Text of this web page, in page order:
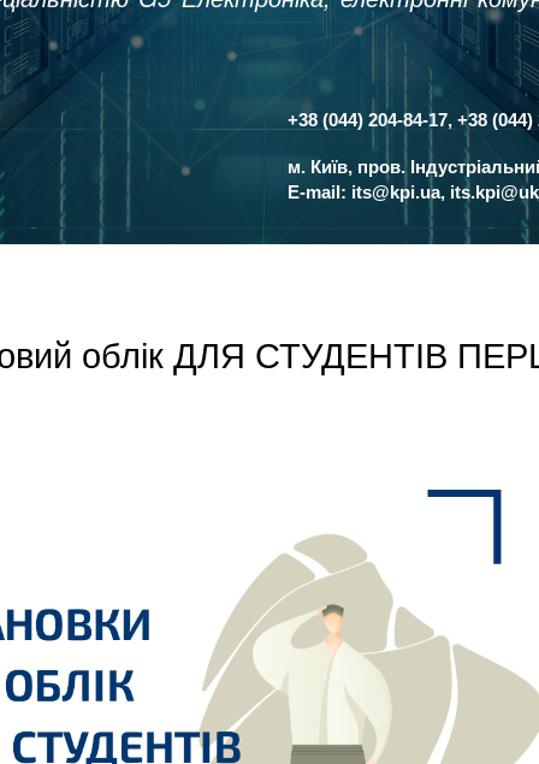
+38 (044) 204-84-17, +38 (044)
м. Київ, пров.
E-mail: its@kpi.ua,
облік ДЛЯ СТУДЕНТІВ